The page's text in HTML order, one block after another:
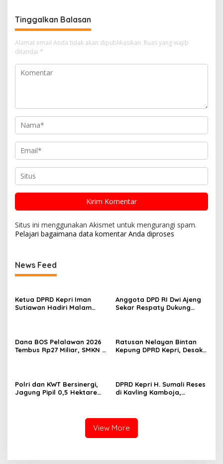
Tinggalkan Balasan
Alamat email Anda tidak akan dipublikasikan. Ruas yang wajib
ditandai *
Situs ini menggunakan Akismet untuk mengurangi spam.
Pelajari bagaimana data komentar Anda diproses
News Feed
Ketua DPRD Kepri Iman
Sutiawan Hadiri Malam
Anggota DPD RI Dwi Ajeng
Sekar Respaty Dukung
Dana BOS Pelalawan 2026
Tembus Rp27 Miliar, SMKN 1
Ratusan Nelayan Bintan
Kepung DPRD Kepri, Desak
Polri dan KWT Bersinergi,
Jagung Pipil 0,5 Hektare
DPRD Kepri H. Sumali Reses
di Kavling Kamboja,
View More